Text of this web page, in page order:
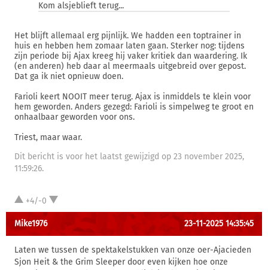
Kom alsjeblieft terug...
Het blijft allemaal erg pijnlijk. We hadden een toptrainer in
huis en hebben hem zomaar laten gaan. Sterker nog: tijdens
zijn periode bij Ajax kreeg hij vaker kritiek dan waardering. Ik
(en anderen) heb daar al meermaals uitgebreid over gepost.
Dat ga ik niet opnieuw doen.
Farioli keert NOOIT meer terug. Ajax is inmiddels te klein voor
hem geworden. Anders gezegd: Farioli is simpelweg te groot en
onhaalbaar geworden voor ons.
Triest, maar waar.
Dit bericht is voor het laatst gewijzigd op 23 november 2025,
11:59:26.
+4/-0
Mike1976 23-11-2025 14:35:45
Laten we tussen de spektakelstukken van onze oer-Ajacieden
Sjon Heit & the Grim Sleeper door even kijken hoe onze